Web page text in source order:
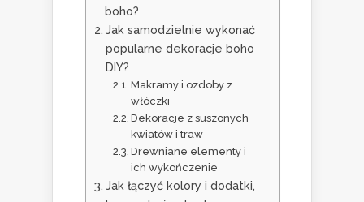
boho?
Jak samodzielnie wykonać
popularne dekoracje boho
DIY?
Makramy i ozdoby z
włóczki
Dekoracje z suszonych
kwiatów i traw
Drewniane elementy i
ich wykończenie
Jak łączyć kolory i dodatki,